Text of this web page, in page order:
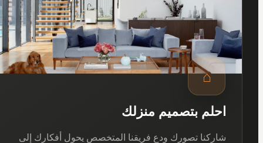
⌂
احلم بتصميم منزلك
شاركنا تصورك ودع فريقنا المتخصص يحول أفكارك إلى